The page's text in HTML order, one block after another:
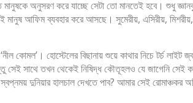
অনুসরণ করে যাচ্ছে সেটা তো মানতেই হবে। শুধু
মানুষ আফিম ব্যবহার করে আসছে। সুমেরীয়, এসিরীয়,
হোস্টেলের বিছানায় শুয়ে কাথার নিচে টর্চ লাইট
সেই সাথে তখন থেকেই নিষিদ্ধ কৌতূহলও যে জাগেনি
দুনিয়ার হালচাল দেখতে পাব? আমার সেই রোমাঞ্চকর